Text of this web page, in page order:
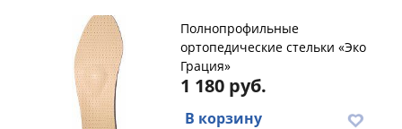
Полнопрофильные
ортопедические стельки «Эко
Грация»
1 180 руб.
В корзину